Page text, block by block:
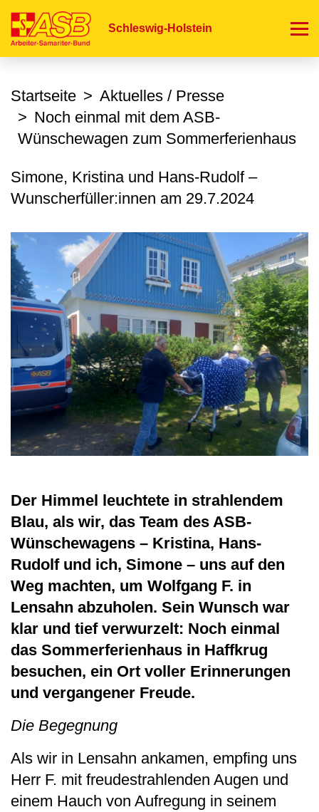
zum
Schleswig-Holstein
Startseite
Aktuelles / Presse
Noch einmal mit dem ASB-
Wünschewagen zum Sommerferienhaus
Simone, Kristina und Hans-Rudolf –
Wunscherfüller:innen am 29.7.2024
Der Himmel leuchtete in strahlendem
Blau, als wir, das Team des ASB-
Wünschewagens – Kristina, Hans-
Rudolf und ich, Simone – uns auf den
Weg machten, um Wolfgang F. in
Lensahn abzuholen. Sein Wunsch war
klar und tief verwurzelt: Noch einmal
das Sommerferienhaus in Haffkrug
besuchen, ein Ort voller Erinnerungen
und vergangener Freude.
Die Begegnung
Als wir in Lensahn ankamen, empfing uns
Herr F. mit freudestrahlenden Augen und
einem Hauch von Aufregung in seinem